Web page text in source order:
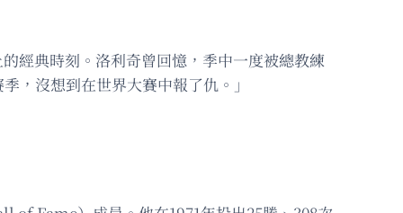
經典時刻。洛利奇曾回憶，季中一度被總教練
，沒想到在世界大賽中報了仇。」